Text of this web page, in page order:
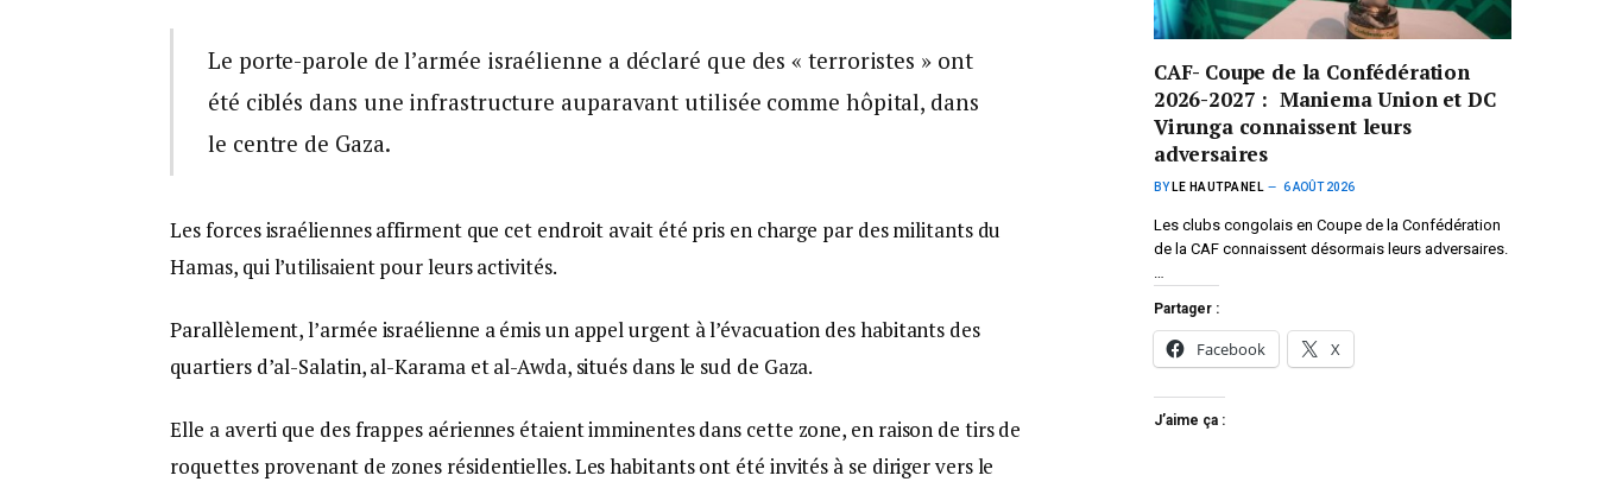
Le porte-parole de l’armée israélienne a déclaré que des « terroristes » ont
été ciblés dans une infrastructure auparavant utilisée comme hôpital, dans
le centre de Gaza.
Les forces israéliennes affirment que cet endroit avait été pris en charge par des militants du
Hamas, qui l’utilisaient pour leurs activités.
Parallèlement, l’armée israélienne a émis un appel urgent à l’évacuation des habitants des
quartiers d’al-Salatin, al-Karama et al-Awda, situés dans le sud de Gaza.
Elle a averti que des frappes aériennes étaient imminentes dans cette zone, en raison de tirs de
roquettes provenant de zones résidentielles. Les habitants ont été invités à se diriger vers le
CAF- Coupe de la Confédération
2026-2027 : Maniema Union et DC
Virunga connaissent leurs
adversaires
BY LE HAUTPANEL 6 AOÛT 2026
Les clubs congolais en Coupe de la Confédération
de la CAF connaissent désormais leurs adversaires.
…
Partager :
Facebook X
J’aime ça :